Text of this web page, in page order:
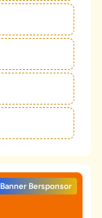
Banner Bersponsor